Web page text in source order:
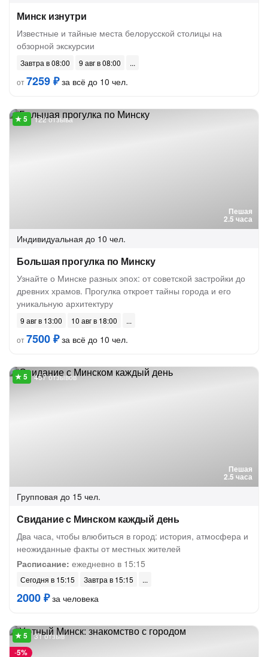
Минск изнутри
Известные и тайные места белорусской столицы на
обзорной экскурсии
Завтра в 08:00
9 авг в 08:00
от7259 ₽за всё до 10 чел.
Пешая
2.5 часа
122 отзыва
Индивидуальная до 10 чел.
Большая прогулка по Минску
Узнайте о Минске разных эпох: от советской застройки до
древних храмов. Прогулка откроет тайны города и его
уникальную архитектуру
9 авг в 13:00
10 авг в 18:00
от7500 ₽за всё до 10 чел.
Пешая
2.5 часа
457 отзывов
Групповая до 15 чел.
Свидание с Минском каждый день
Два часа, чтобы влюбиться в город: история, атмосфера и
неожиданные факты от местных жителей
Расписание: ежедневно в 15:15
Сегодня в 15:15 Завтра в 15:15
2000 ₽за человека
-5%
31 отзыв